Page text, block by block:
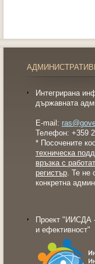
Интегрирана
държавната
E-mail:
Телефон: +359
* Посочените
техническа
връзка с
регистър. Те не
конкретна
Проект "ИИСДА -
и ефективност"